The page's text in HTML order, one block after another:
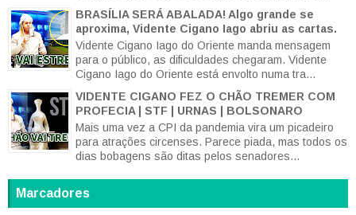
BRASÍLIA SERÁ ABALADA! Algo grande se
aproxima, Vidente Cigano Iago abriu as cartas.
Vidente Cigano Iago do Oriente manda mensagem
para o público, as dificuldades chegaram. Vidente
Cigano Iago do Oriente está envolto numa tra...
VIDENTE CIGANO FEZ O CHÃO TREMER COM
PROFECIA | STF | URNAS | BOLSONARO
Mais uma vez a CPI da pandemia vira um picadeiro
para atrações circenses. Parece piada, mas todos os
dias bobagens são ditas pelos senadores...
Marcadores